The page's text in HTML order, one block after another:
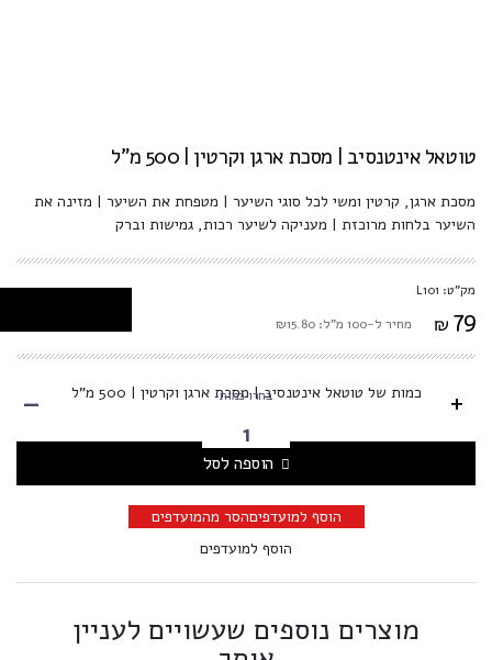
טוטאל אינטנסיב | מסכת ארגן וקרטין | 500 מ"ל
מסכת ארגן, קרטין ומשי לכל סוגי השיער | מטפחת את השיער | מזינה את
השיער בלחות מרוכזת | מעניקה לשיער רכות, גמישות וברק
מק"ט: L101
₪ 79 מחיר ל-100 מ"ל: ₪15.80
+ כמות של טוטאל אינטנסיב | מסכת ארגן וקרטין | 500 מ"ל
בחרו כמות -
הוספה לסל
הוסף למועדפיםהסר מהמועדפים
הוסף למועדפים
מוצרים נוספים שעשויים לעניין